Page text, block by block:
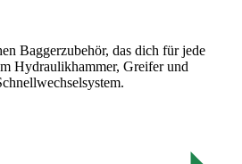
Baggerzubehör, das dich für jede
Hydraulikhammer, Greifer und